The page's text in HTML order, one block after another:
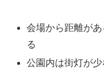
会場から距離が
る
公園内は街灯が